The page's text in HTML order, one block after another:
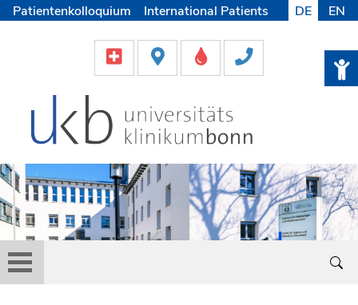
Patientenkolloquium
International Patients
Helfen & Spenden
Medien
DE EN